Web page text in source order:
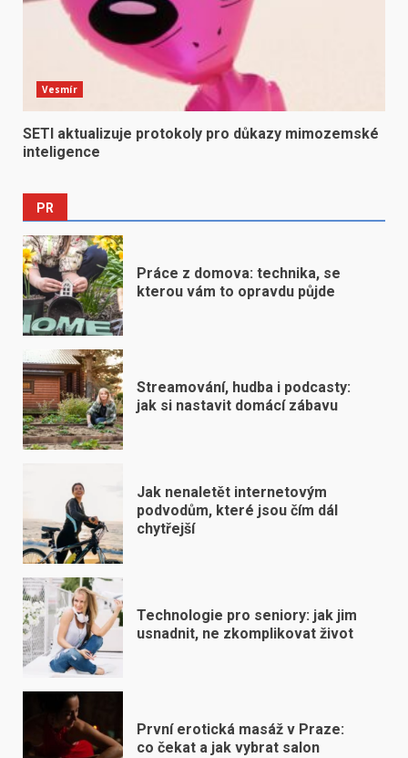
Vesmír
SETI aktualizuje protokoly pro důkazy mimozemské
inteligence
PR
Práce z domova: technika, se
kterou vám to opravdu půjde
Streamování, hudba i podcasty:
jak si nastavit domácí zábavu
Jak nenaletět internetovým
podvodům, které jsou čím dál
chytřejší
Technologie pro seniory: jak jim
usnadnit, ne zkomplikovat život
První erotická masáž v Praze:
co čekat a jak vybrat salon